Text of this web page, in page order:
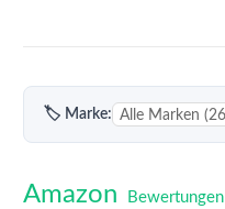
🏷 Marke:
Amazon Bewertungen